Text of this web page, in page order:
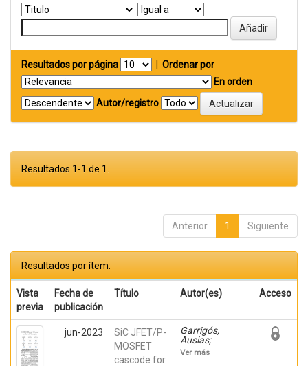
Resultados por página
Ordenar por
En orden
Autor/registro
Resultados 1-1 de 1.
Anterior 1 Siguiente
Resultados por ítem:
Vista
previa
Fecha de
publicación
Título Autor(es) Acceso
jun-2023
SiC JFET/P-
MOSFET
cascode for
Garrigós,
Ausias;
Marroquí,
David; Blanes,
Ver más